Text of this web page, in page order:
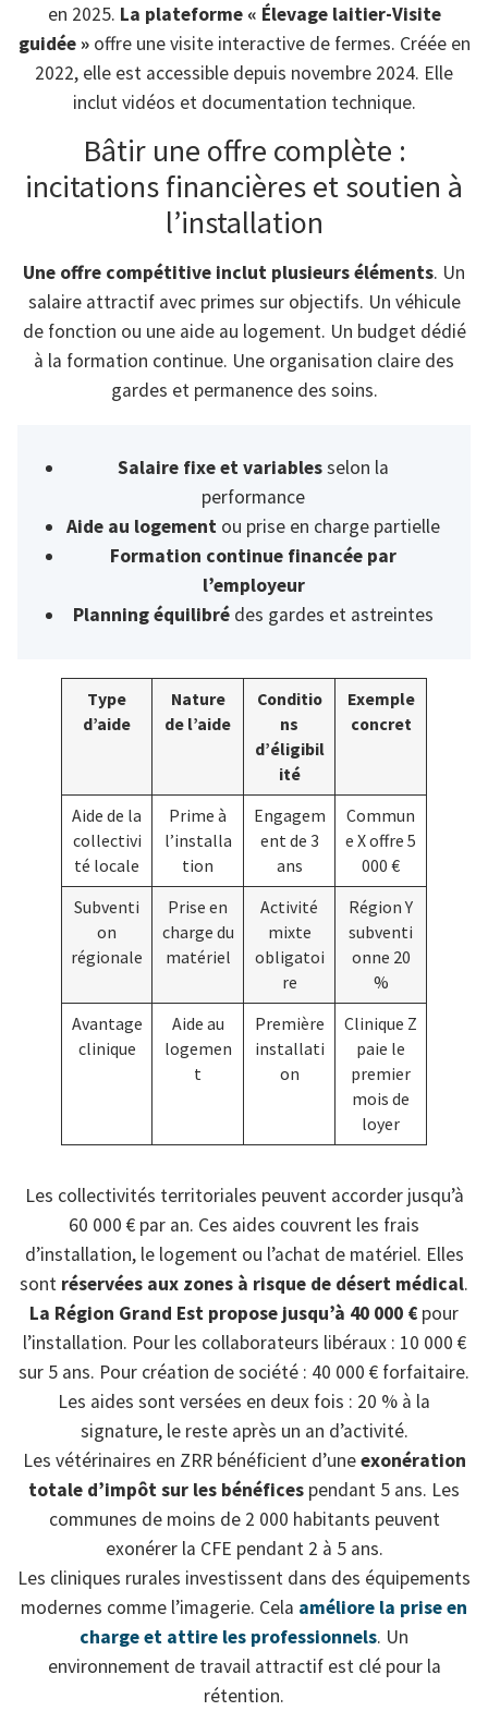
en 2025. La plateforme « Élevage laitier-Visite
guidée »offre une visite interactive de fermes. Créée en
2022, elle est accessible depuis novembre 2024. Elle
inclut vidéos et documentation technique.
Bâtir une offre complète :
incitations financières et soutien à
l’installation
Une offre compétitive inclut plusieurs éléments. Un
salaire attractif avec primes sur objectifs. Un véhicule
de fonction ou une aide au logement. Un budget dédié
à la formation continue. Une organisation claire des
gardes et permanence des soins.
Salaire fixe et variablesselon la
performance
Aide au logement ou prise en charge partielle
Formation continue financée par
l’employeur
Planning équilibré des gardes et astreintes
Type
d’aide
Nature
de l’aide
Conditio
ns
d’éligibil
ité
Exemple
concret
Aide de la
collectivi
té locale
Prime à
l’installa
tion
Engagem
ent de 3
ans
Commun
e X offre 5
000 €
Subventi
on
régionale
Prise en
charge du
matériel
Activité
mixte
obligatoi
re
Région Y
subventi
onne 20
%
Avantage
clinique
Aide au
logemen
t
Première
installati
on
Clinique Z
paie le
premier
mois de
loyer
Les collectivités territoriales peuvent accorder jusqu’à
60 000 € par an. Ces aides couvrent les frais
d’installation, le logement ou l’achat de matériel. Elles
sont réservées aux zones à risque de désert médical.
La Région Grand Est propose jusqu’à 40 000 € pour
l’installation. Pour les collaborateurs libéraux : 10 000 €
sur 5 ans. Pour création de société : 40 000 € forfaitaire.
Les aides sont versées en deux fois : 20 % à la
signature, le reste après un an d’activité.
Les vétérinaires en ZRR bénéficient d’uneexonération
totale d’impôt sur les bénéfices pendant 5 ans. Les
communes de moins de 2 000 habitants peuvent
exonérer la CFE pendant 2 à 5 ans.
Les cliniques rurales investissent dans des équipements
modernes comme l’imagerie. Cela améliore la prise en
charge et attire les professionnels. Un
environnement de travail attractif est clé pour la
rétention.